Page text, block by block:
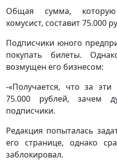
Общая сумма,
хомусист, составит 75.000
Подписчики юного
покупать билеты.
возмущен его бизнесом:
-«Получается, что за
75.000 рублей, зачем
подписчики.
Редакция попыталась
его странице, однако
заблокировал.